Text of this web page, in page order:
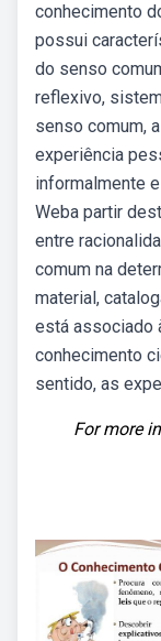
conhecimento
possui
do senso
reflexivo,
senso comum,
experiência
informalmente
Weba partir
entre
comum na
material,
está associado
conhecimento
sentido, as
For more